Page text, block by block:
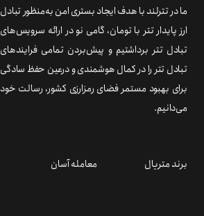
ما در تترلند با هدف ایجاد بستری امن به‌منظور تبادل
ارز پایدار تتر با تومان، گامی نو در ارائه سرویس‌های
تبادل تتر برداشتیم و پیش‌بردن تمامی فرایندهای
تبادل تتر را در کمال هوشمندی و درعین حفظ سادگی
برای بهبود مستمر فضای رمزارزی کشور، رسالت خود
می‌دانیم.
برند متریال معامله آسان